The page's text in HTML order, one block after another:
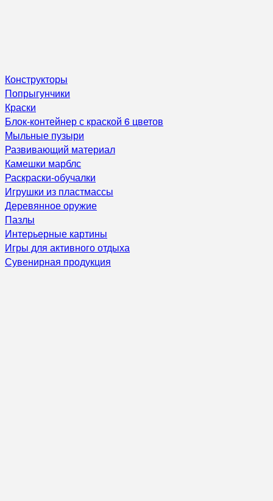
Конструкторы
Попрыгунчики
Краски
Блок-контейнер с краской 6 цветов
Мыльные пузыри
Развивающий материал
Камешки марблс
Раскраски-обучалки
Игрушки из пластмассы
Деревянное оружие
Пазлы
Интерьерные картины
Игры для активного отдыха
Сувенирная продукция